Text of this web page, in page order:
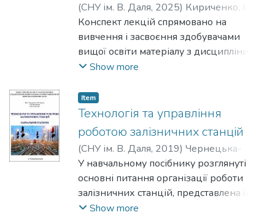
(СНУ ім. В. Даля, 2025) Кириченко, І. О.
Михайлов, Є. В.;Семенов, С. О.
Конспект лекцій спрямовано на
вивчення і засвоєння здобувачами
вищої освіти матеріалу з дисципліни
"Принцип інтероперабельності та його
транспорту» основних аспектів
інтероперабельності інтермодальних
перевезень. Матеріали електронного
видання конспекту лекцій розраховані
на студентів очної і заочної форм
навчання за ОПП «Інтероперабельність
і безпека на залізничному транспорті»
галузі знань J «Транспорт та послуги
Show more
Item
Технологія та управління
роботою залізничних станцій
(СНУ ім. В. Даля, 2019) Чернецька-
Білецька, Н. Б.; Михайлов, Є. В.;
Семенов, С. О.
У навчальному посібнику розглянуті
основні питання організації роботи
залізничних станцій, представлена їх
класифікація, показані особливості
Show more